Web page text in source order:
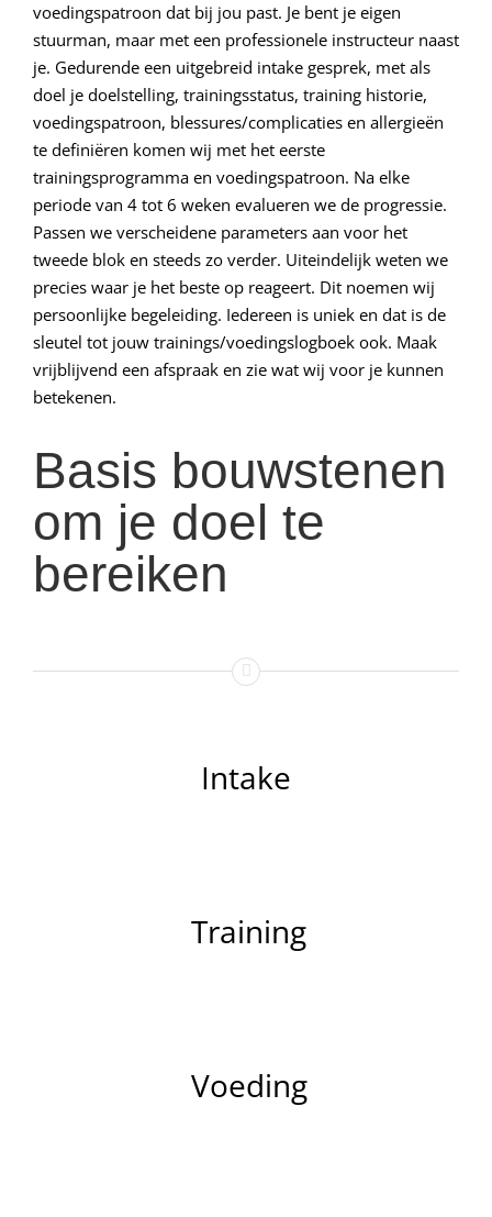
voedingspatroon dat bij jou past. Je bent je eigen
stuurman, maar met een professionele instructeur naast
je. Gedurende een uitgebreid intake gesprek, met als
doel je doelstelling, trainingsstatus, training historie,
voedingspatroon, blessures/complicaties en allergieën
te definiëren komen wij met het eerste
trainingsprogramma en voedingspatroon. Na elke
periode van 4 tot 6 weken evalueren we de progressie.
Passen we verscheidene parameters aan voor het
tweede blok en steeds zo verder. Uiteindelijk weten we
precies waar je het beste op reageert. Dit noemen wij
persoonlijke begeleiding. Iedereen is uniek en dat is de
sleutel tot jouw trainings/voedingslogboek ook. Maak
vrijblijvend een afspraak en zie wat wij voor je kunnen
betekenen.
Basis bouwstenen
om je doel te
bereiken
Intake
Training
Voeding